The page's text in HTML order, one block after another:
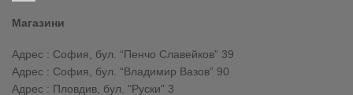
Магазини
Адрес : София, бул. “Пенчо Славейков” 39
Адрес : София, бул. “Владимир Вазов” 90
Адрес : Пловдив, бул. "Руски" 3